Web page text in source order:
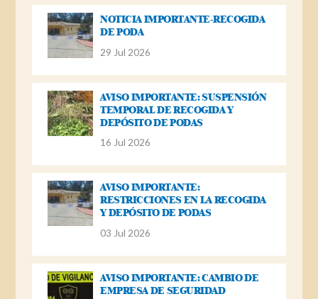
NOTICIA IMPORTANTE-RECOGIDA
DE PODA
29 Jul 2026
AVISO IMPORTANTE: SUSPENSIÓN
TEMPORAL DE RECOGIDA Y
DEPÓSITO DE PODAS
16 Jul 2026
AVISO IMPORTANTE:
RESTRICCIONES EN LA RECOGIDA
Y DEPÓSITO DE PODAS
03 Jul 2026
AVISO IMPORTANTE: CAMBIO DE
EMPRESA DE SEGURIDAD